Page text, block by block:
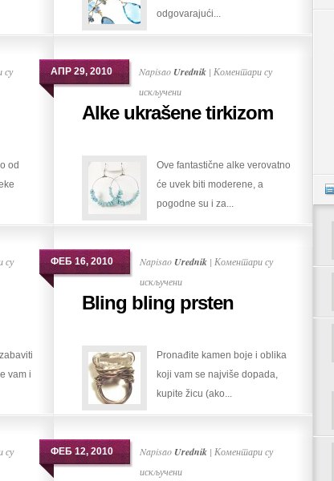
odgovarajući...
су
od
АПР 29, 2010 Napisao Urednik | Коментари су
искљученина
Alke
Alke ukrašene tirkizom
Ove fantastične alke verovatno
će uvek biti moderene, a
pogodne su i za...
су
vam i
ФЕБ 16, 2010 Napisao Urednik | Коментари су
искљученина
Bling
Bling bling prsten
Pronađite kamen boje i oblika
koji vam se najviše dopada,
kupite žicu (ako...
су
ФЕБ 12, 2010 Napisao Urednik | Коментари су
искљученина